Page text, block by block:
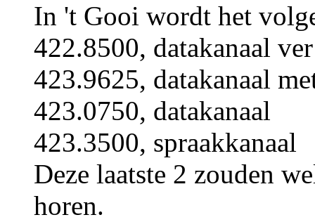
In 't Gooi wordt het
422.8500, datakanaal
423.9625, datakanaal
423.0750, datakanaal
423.3500, spraakkanaal
Deze laatste 2 zouden
horen.